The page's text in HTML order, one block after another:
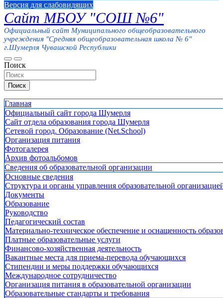
Версия для слабовидящих
Сайт МБОУ "СОШ №6"
Официальный сайт Муниципального общеобразовательного
учреждения "Средняя общеобразовательная школа № 6"
г.Шумерля Чувашской Республики
Поиск
Поиск
Главная
Официальный сайт города Шумерля
Сайт отдела образования города Шумерля
Сетевой город. Образование (Net.School)
Организация питания
Фотогалерея
Архив фотоальбомов
Сведения об образовательной организации
Основные сведения
Структура и органы управления образовательной
Документы
Образование
Руководство
Педагогический состав
Материально-техническое обеспечение и оснащенность
Платные образовательные услуги
Финансово-хозяйственная деятельность
Вакантные места для приема-перевода обучающихся
Стипендии и меры поддержки обучающихся
Международное сотрудничество
Организация питания в образовательной организации
Образовательные стандарты и требования